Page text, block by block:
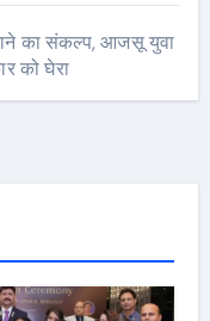
का संकल्प, आजसू युवा
को घेरा